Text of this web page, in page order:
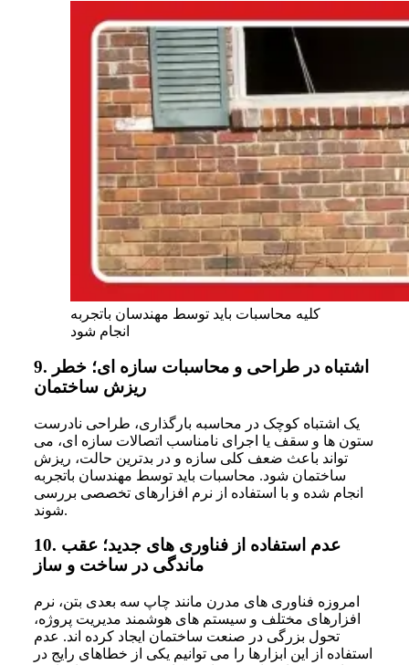
کلیه محاسبات باید توسط مهندسان باتجربه
انجام شود
9. اشتباه در طراحی و محاسبات سازه ای؛ خطر
ریزش ساختمان
یک اشتباه کوچک در محاسبه بارگذاری، طراحی نادرست
ستون ها و سقف یا اجرای نامناسب اتصالات سازه ای، می
تواند باعث ضعف کلی سازه و در بدترین حالت، ریزش
ساختمان شود. محاسبات باید توسط مهندسان باتجربه
انجام شده و با استفاده از نرم افزارهای تخصصی بررسی
شوند.
10. عدم استفاده از فناوری های جدید؛ عقب
ماندگی در ساخت و ساز
امروزه فناوری های مدرن مانند چاپ سه بعدی بتن، نرم
افزارهای مختلف و سیستم های هوشمند مدیریت پروژه،
تحول بزرگی در صنعت ساختمان ایجاد کرده اند. عدم
استفاده از این ابزارها را می توانیم یکی از خطاهای رایج در